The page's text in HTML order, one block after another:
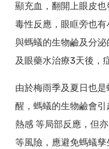
顯充血，翻開上眼皮
毒性反應，眼眶旁也
與螞蟻的生物鹼及分
及眼藥水治療3天後，
由於梅雨季及夏日也
醒，螞蟻的生物鹼會
熱感 等局部反應，但
等風險，應避免螞蟻